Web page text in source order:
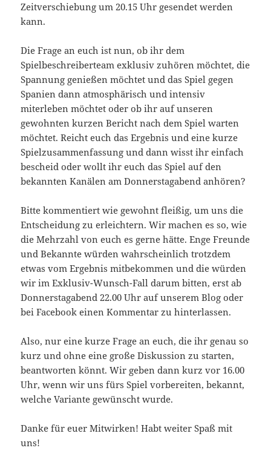
Zeitverschiebung um 20.15 Uhr gesendet werden
kann.
Die Frage an euch ist nun, ob ihr dem
Spielbeschreiberteam exklusiv zuhören möchtet, die
Spannung genießen möchtet und das Spiel gegen
Spanien dann atmosphärisch und intensiv
miterleben möchtet oder ob ihr auf unseren
gewohnten kurzen Bericht nach dem Spiel warten
möchtet. Reicht euch das Ergebnis und eine kurze
Spielzusammenfassung und dann wisst ihr einfach
bescheid oder wollt ihr euch das Spiel auf den
bekannten Kanälen am Donnerstagabend anhören?
Bitte kommentiert wie gewohnt fleißig, um uns die
Entscheidung zu erleichtern. Wir machen es so, wie
die Mehrzahl von euch es gerne hätte. Enge Freunde
und Bekannte würden wahrscheinlich trotzdem
etwas vom Ergebnis mitbekommen und die würden
wir im Exklusiv-Wunsch-Fall darum bitten, erst ab
Donnerstagabend 22.00 Uhr auf unserem Blog oder
bei Facebook einen Kommentar zu hinterlassen.
Also, nur eine kurze Frage an euch, die ihr genau so
kurz und ohne eine große Diskussion zu starten,
beantworten könnt. Wir geben dann kurz vor 16.00
Uhr, wenn wir uns fürs Spiel vorbereiten, bekannt,
welche Variante gewünscht wurde.
Danke für euer Mitwirken! Habt weiter Spaß mit
uns!